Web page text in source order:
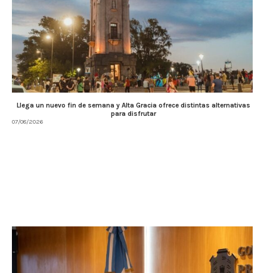
Llega un nuevo fin de semana y Alta Gracia ofrece distintas alternativas
para disfrutar
07/08/2026